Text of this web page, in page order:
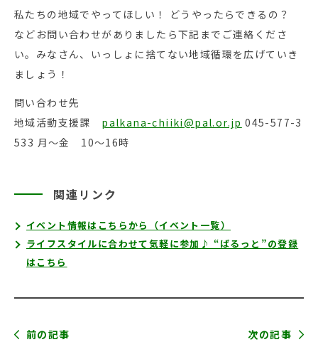
私たちの地域でやってほしい！ どうやったらできるの？
などお問い合わせがありましたら下記までご連絡くださ
い。みなさん、いっしょに捨てない地域循環を広げていき
ましょう！
問い合わせ先
地域活動支援課 palkana-chiiki@pal.or.jp 045-577-3
533 月～金 10～16時
関連リンク
イベント情報はこちらから（イベント一覧）
ライフスタイルに合わせて気軽に参加♪ “ぱるっと”の登録
はこちら
前の記事 次の記事